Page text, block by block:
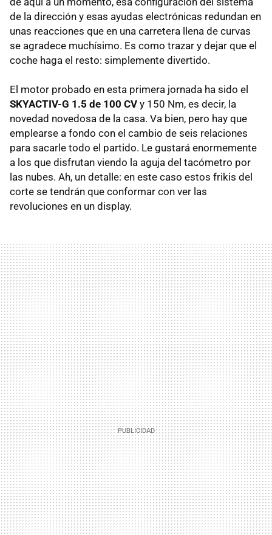
de la dirección y esas ayudas electrónicas redundan en
unas reacciones que en una carretera llena de curvas
se agradece muchísimo. Es como trazar y dejar que el
coche haga el resto: simplemente divertido.
El motor probado en esta primera jornada ha sido el
SKYACTIV-G 1.5 de 100 CV y 150 Nm, es decir, la
novedad novedosa de la casa. Va bien, pero hay que
emplearse a fondo con el cambio de seis relaciones
para sacarle todo el partido. Le gustará enormemente
a los que disfrutan viendo la aguja del tacómetro por
las nubes. Ah, un detalle: en este caso estos frikis del
corte se tendrán que conformar con ver las
revoluciones en un display.